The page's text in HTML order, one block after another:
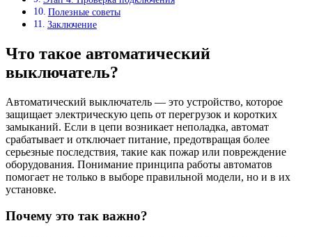
Полезные советы
Заключение
Что такое автоматический
выключатель?
Автоматический выключатель — это устройство, которое
защищает электрическую цепь от перегрузок и коротких
замыканий. Если в цепи возникает неполадка, автомат
срабатывает и отключает питание, предотвращая более
серьезные последствия, такие как пожар или повреждение
оборудования. Понимание принципа работы автоматов
помогает не только в выборе правильной модели, но и в их
установке.
Почему это так важно?